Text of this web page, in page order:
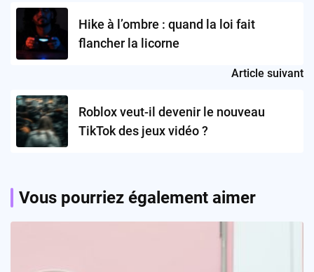
navigationHike à l’ombre : quand la loi fait
flancher la licorne
Article suivant
Roblox veut-il devenir le nouveau
TikTok des jeux vidéo ?
Vous pourriez également aimer